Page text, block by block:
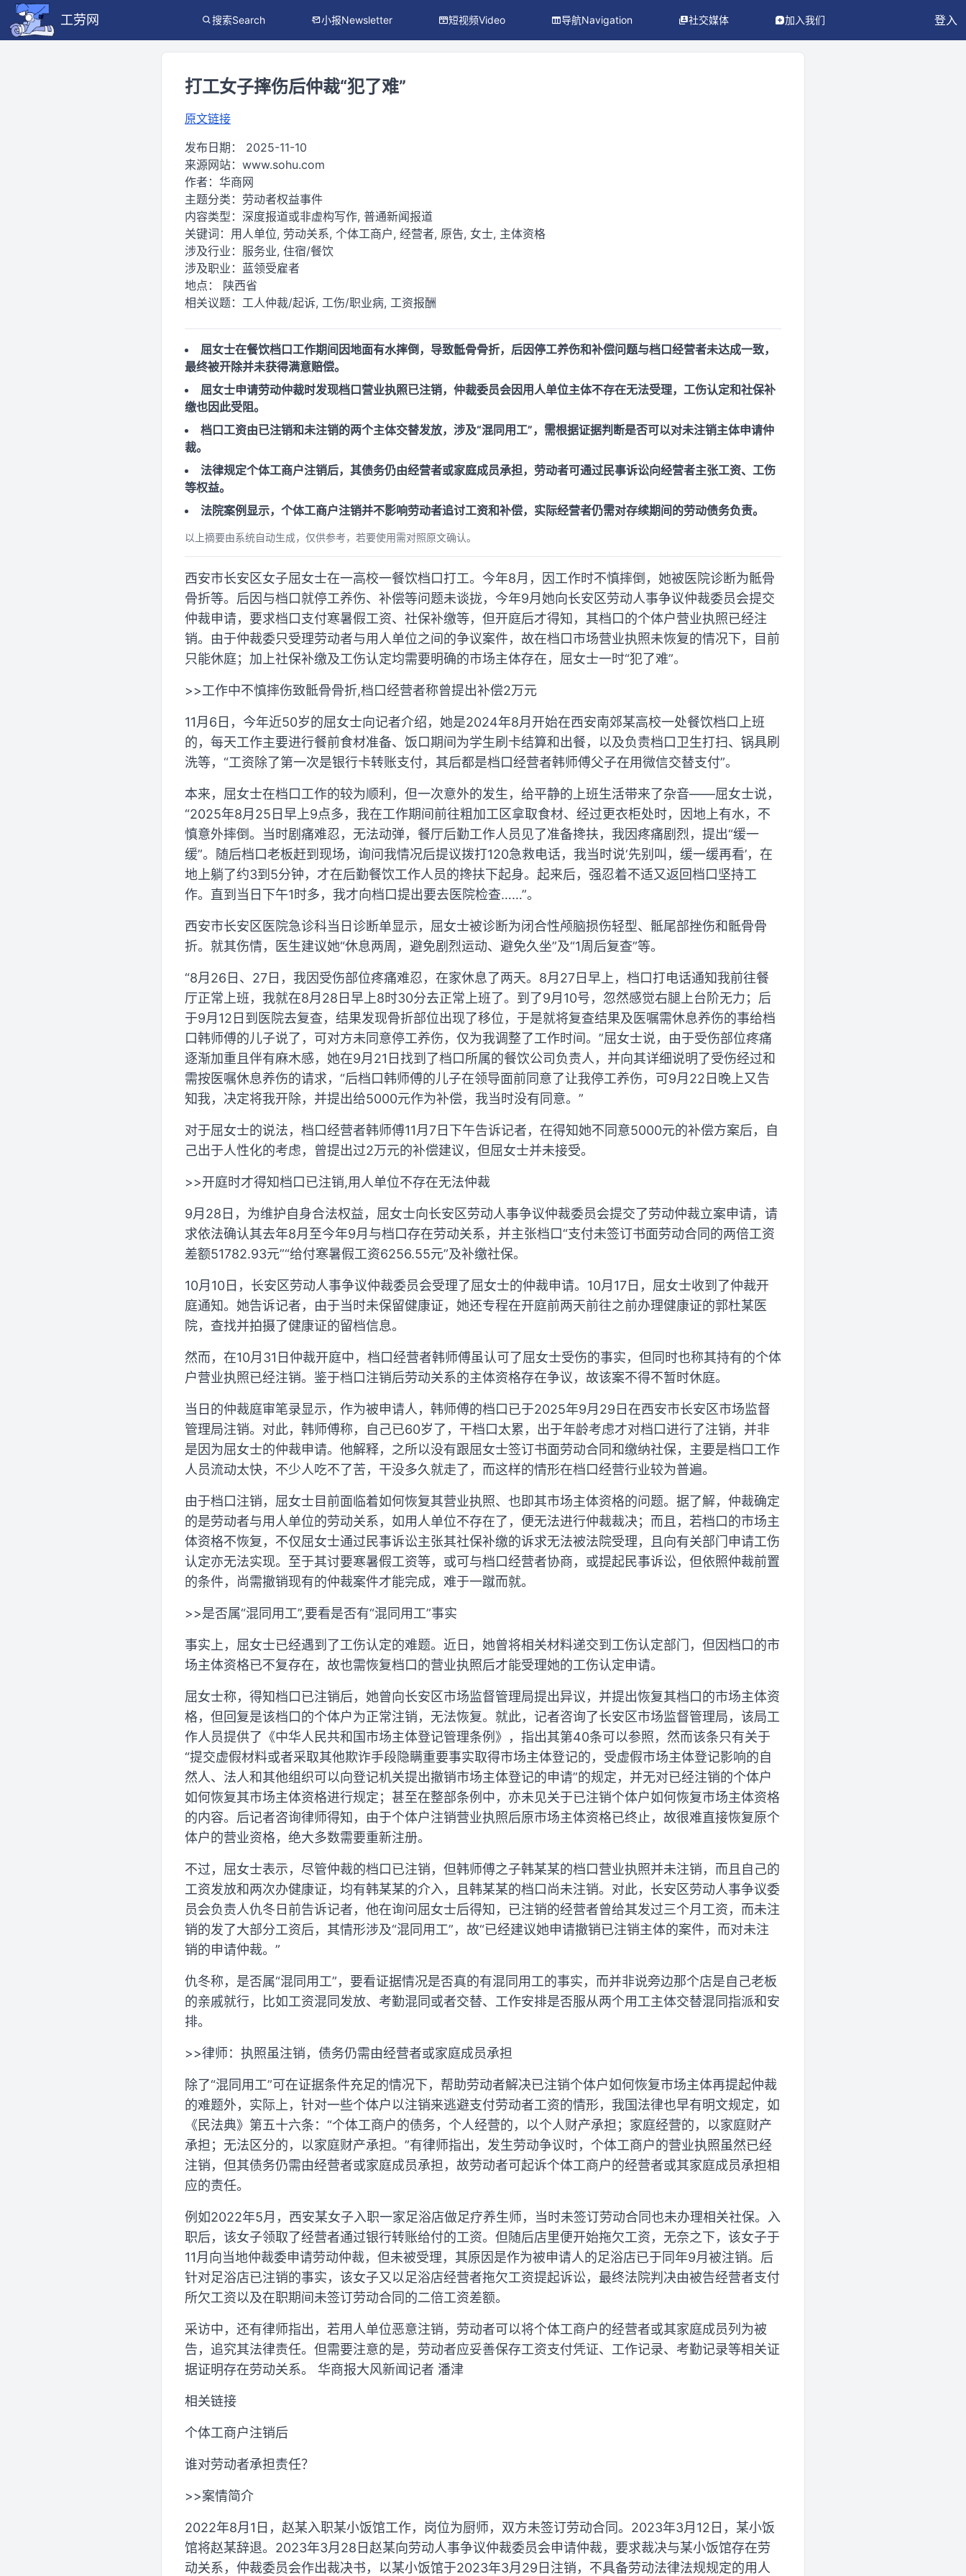
工劳网 搜索Search 小报Newsletter 短视频Video 导航Navigation 社交媒体 加入我们 登入
打工女子摔伤后仲裁“犯了难”
原文链接
发布日期： 2025-11-10
来源网站： www.sohu.com
作者： 华商网
主题分类： 劳动者权益事件
内容类型： 深度报道或非虚构写作, 普通新闻报道
关键词： 用人单位, 劳动关系, 个体工商户, 经营者, 原告, 女士, 主体资格
涉及行业： 服务业, 住宿/餐饮
涉及职业： 蓝领受雇者
地点： 陕西省
相关议题： 工人仲裁/起诉, 工伤/职业病, 工资报酬
屈女士在餐饮档口工作期间因地面有水摔倒，导致骶骨骨折，后因停工养伤和补偿问题与档口经营者未达成一致，
最终被开除并未获得满意赔偿。
屈女士申请劳动仲裁时发现档口营业执照已注销，仲裁委员会因用人单位主体不存在无法受理，工伤认定和社保补
缴也因此受阻。
档口工资由已注销和未注销的两个主体交替发放，涉及“混同用工”，需根据证据判断是否可以对未注销主体申请仲
裁。
法律规定个体工商户注销后，其债务仍由经营者或家庭成员承担，劳动者可通过民事诉讼向经营者主张工资、工伤
等权益。
法院案例显示，个体工商户注销并不影响劳动者追讨工资和补偿，实际经营者仍需对存续期间的劳动债务负责。
以上摘要由系统自动生成，仅供参考，若要使用需对照原文确认。
西安市长安区女子屈女士在一高校一餐饮档口打工。今年8月，因工作时不慎摔倒，她被医院诊断为骶骨
骨折等。后因与档口就停工养伤、补偿等问题未谈拢，今年9月她向长安区劳动人事争议仲裁委员会提交
仲裁申请，要求档口支付寒暑假工资、社保补缴等，但开庭后才得知，其档口的个体户营业执照已经注
销。由于仲裁委只受理劳动者与用人单位之间的争议案件，故在档口市场营业执照未恢复的情况下，目前
只能休庭；加上社保补缴及工伤认定均需要明确的市场主体存在，屈女士一时“犯了难”。
>>工作中不慎摔伤致骶骨骨折,档口经营者称曾提出补偿2万元
11月6日，今年近50岁的屈女士向记者介绍，她是2024年8月开始在西安南郊某高校一处餐饮档口上班
的，每天工作主要进行餐前食材准备、饭口期间为学生刷卡结算和出餐，以及负责档口卫生打扫、锅具刷
洗等，“工资除了第一次是银行卡转账支付，其后都是档口经营者韩师傅父子在用微信交替支付”。
本来，屈女士在档口工作的较为顺利，但一次意外的发生，给平静的上班生活带来了杂音——屈女士说，
“2025年8月25日早上9点多，我在工作期间前往粗加工区拿取食材、经过更衣柜处时，因地上有水，不
慎意外摔倒。当时剧痛难忍，无法动弹，餐厅后勤工作人员见了准备搀扶，我因疼痛剧烈，提出“缓一
缓”。随后档口老板赶到现场，询问我情况后提议拨打120急救电话，我当时说‘先别叫，缓一缓再看’，在
地上躺了约3到5分钟，才在后勤餐饮工作人员的搀扶下起身。起来后，强忍着不适又返回档口坚持工
作。直到当日下午1时多，我才向档口提出要去医院检查……”。
西安市长安区医院急诊科当日诊断单显示，屈女士被诊断为闭合性颅脑损伤轻型、骶尾部挫伤和骶骨骨
折。就其伤情，医生建议她“休息两周，避免剧烈运动、避免久坐”及“1周后复查”等。
“8月26日、27日，我因受伤部位疼痛难忍，在家休息了两天。8月27日早上，档口打电话通知我前往餐
厅正常上班，我就在8月28日早上8时30分去正常上班了。到了9月10号，忽然感觉右腿上台阶无力；后
于9月12日到医院去复查，结果发现骨折部位出现了移位，于是就将复查结果及医嘱需休息养伤的事给档
口韩师傅的儿子说了，可对方未同意停工养伤，仅为我调整了工作时间。”屈女士说，由于受伤部位疼痛
逐渐加重且伴有麻木感，她在9月21日找到了档口所属的餐饮公司负责人，并向其详细说明了受伤经过和
需按医嘱休息养伤的请求，“后档口韩师傅的儿子在领导面前同意了让我停工养伤，可9月22日晚上又告
知我，决定将我开除，并提出给5000元作为补偿，我当时没有同意。”
对于屈女士的说法，档口经营者韩师傅11月7日下午告诉记者，在得知她不同意5000元的补偿方案后，自
己出于人性化的考虑，曾提出过2万元的补偿建议，但屈女士并未接受。
>>开庭时才得知档口已注销,用人单位不存在无法仲裁
9月28日，为维护自身合法权益，屈女士向长安区劳动人事争议仲裁委员会提交了劳动仲裁立案申请，请
求依法确认其去年8月至今年9月与档口存在劳动关系，并主张档口“支付未签订书面劳动合同的两倍工资
差额51782.93元”“给付寒暑假工资6256.55元”及补缴社保。
10月10日，长安区劳动人事争议仲裁委员会受理了屈女士的仲裁申请。10月17日，屈女士收到了仲裁开
庭通知。她告诉记者，由于当时未保留健康证，她还专程在开庭前两天前往之前办理健康证的郭杜某医
院，查找并拍摄了健康证的留档信息。
然而，在10月31日仲裁开庭中，档口经营者韩师傅虽认可了屈女士受伤的事实，但同时也称其持有的个体
户营业执照已经注销。鉴于档口注销后劳动关系的主体资格存在争议，故该案不得不暂时休庭。
当日的仲裁庭审笔录显示，作为被申请人，韩师傅的档口已于2025年9月29日在西安市长安区市场监督
管理局注销。对此，韩师傅称，自己已60岁了，干档口太累，出于年龄考虑才对档口进行了注销，并非
是因为屈女士的仲裁申请。他解释，之所以没有跟屈女士签订书面劳动合同和缴纳社保，主要是档口工作
人员流动太快，不少人吃不了苦，干没多久就走了，而这样的情形在档口经营行业较为普遍。
由于档口注销，屈女士目前面临着如何恢复其营业执照、也即其市场主体资格的问题。据了解，仲裁确定
的是劳动者与用人单位的劳动关系，如用人单位不存在了，便无法进行仲裁裁决；而且，若档口的市场主
体资格不恢复，不仅屈女士通过民事诉讼主张其社保补缴的诉求无法被法院受理，且向有关部门申请工伤
认定亦无法实现。至于其讨要寒暑假工资等，或可与档口经营者协商，或提起民事诉讼，但依照仲裁前置
的条件，尚需撤销现有的仲裁案件才能完成，难于一蹴而就。
>>是否属“混同用工”,要看是否有“混同用工”事实
事实上，屈女士已经遇到了工伤认定的难题。近日，她曾将相关材料递交到工伤认定部门，但因档口的市
场主体资格已不复存在，故也需恢复档口的营业执照后才能受理她的工伤认定申请。
屈女士称，得知档口已注销后，她曾向长安区市场监督管理局提出异议，并提出恢复其档口的市场主体资
格，但回复是该档口的个体户为正常注销，无法恢复。就此，记者咨询了长安区市场监督管理局，该局工
作人员提供了《中华人民共和国市场主体登记管理条例》，指出其第40条可以参照，然而该条只有关于
“提交虚假材料或者采取其他欺诈手段隐瞒重要事实取得市场主体登记的，受虚假市场主体登记影响的自
然人、法人和其他组织可以向登记机关提出撤销市场主体登记的申请”的规定，并无对已经注销的个体户
如何恢复其市场主体资格进行规定；甚至在整部条例中，亦未见关于已注销个体户如何恢复市场主体资格
的内容。后记者咨询律师得知，由于个体户注销营业执照后原市场主体资格已终止，故很难直接恢复原个
体户的营业资格，绝大多数需要重新注册。
不过，屈女士表示，尽管仲裁的档口已注销，但韩师傅之子韩某某的档口营业执照并未注销，而且自己的
工资发放和两次办健康证，均有韩某某的介入，且韩某某的档口尚未注销。对此，长安区劳动人事争议委
员会负责人仇冬日前告诉记者，他在询问屈女士后得知，已注销的经营者曾给其发过三个月工资，而未注
销的发了大部分工资后，其情形涉及“混同用工”，故“已经建议她申请撤销已注销主体的案件，而对未注
销的申请仲裁。”
仇冬称，是否属“混同用工”，要看证据情况是否真的有混同用工的事实，而并非说旁边那个店是自己老板
的亲戚就行，比如工资混同发放、考勤混同或者交替、工作安排是否服从两个用工主体交替混同指派和安
排。
>>律师：执照虽注销，债务仍需由经营者或家庭成员承担
除了“混同用工”可在证据条件充足的情况下，帮助劳动者解决已注销个体户如何恢复市场主体再提起仲裁
的难题外，实际上，针对一些个体户以注销来逃避支付劳动者工资的情形，我国法律也早有明文规定，如
《民法典》第五十六条：“个体工商户的债务，个人经营的，以个人财产承担；家庭经营的，以家庭财产
承担；无法区分的，以家庭财产承担。”有律师指出，发生劳动争议时，个体工商户的营业执照虽然已经
注销，但其债务仍需由经营者或家庭成员承担，故劳动者可起诉个体工商户的经营者或其家庭成员承担相
应的责任。
例如2022年5月，西安某女子入职一家足浴店做足疗养生师，当时未签订劳动合同也未办理相关社保。入
职后，该女子领取了经营者通过银行转账给付的工资。但随后店里便开始拖欠工资，无奈之下，该女子于
11月向当地仲裁委申请劳动仲裁，但未被受理，其原因是作为被申请人的足浴店已于同年9月被注销。后
针对足浴店已注销的事实，该女子又以足浴店经营者拖欠工资提起诉讼，最终法院判决由被告经营者支付
所欠工资以及在职期间未签订劳动合同的二倍工资差额。
采访中，还有律师指出，若用人单位恶意注销，劳动者可以将个体工商户的经营者或其家庭成员列为被
告，追究其法律责任。但需要注意的是，劳动者应妥善保存工资支付凭证、工作记录、考勤记录等相关证
据证明存在劳动关系。 华商报大风新闻记者 潘津
相关链接
个体工商户注销后
谁对劳动者承担责任？
>>案情简介
2022年8月1日，赵某入职某小饭馆工作，岗位为厨师，双方未签订劳动合同。2023年3月12日，某小饭
馆将赵某辞退。2023年3月28日赵某向劳动人事争议仲裁委员会申请仲裁，要求裁决与某小饭馆存在劳
动关系，仲裁委员会作出裁决书，以某小饭馆于2023年3月29日注销，不具备劳动法律法规规定的用人